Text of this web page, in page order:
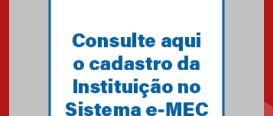
Como os pais podem investir
na educação dos filhos além da
escola